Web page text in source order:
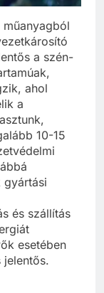
a szén-
ahol
a
10-15
gyártási
és szállítás
esetében